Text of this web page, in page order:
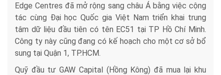
Edge Centres đã mở rộng sang châu Á bằng việc cộng
tác cùng Đại học Quốc gia Việt Nam triển khai trung
tâm dữ liệu đầu tiên có tên EC51 tại TP Hồ Chí Minh.
Công ty này cũng đang có kế hoạch cho một cơ sở bổ
sung tại Quận 1, TP.HCM.
Quỹ đầu tư GAW Capital (Hồng Kông) đã mua lại khu